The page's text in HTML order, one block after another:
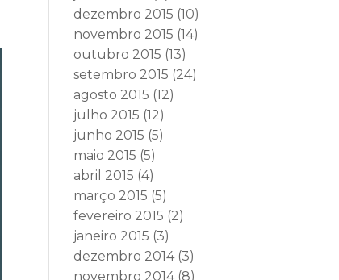
dezembro 2015 (10)
novembro 2015 (14)
outubro 2015 (13)
setembro 2015 (24)
agosto 2015 (12)
julho 2015 (12)
junho 2015 (5)
maio 2015 (5)
abril 2015 (4)
março 2015 (5)
fevereiro 2015 (2)
janeiro 2015 (3)
dezembro 2014(3)
novembro 2014(8)